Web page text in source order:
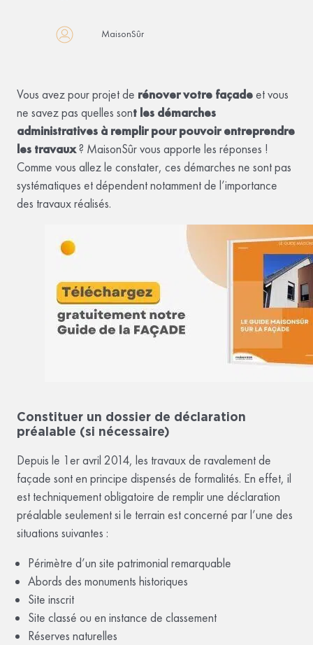
MaisonSûr
Vous avez pour projet de rénover votre façadeet vous
ne savez pas quelles sont les démarches
administratives à remplir pour pouvoir entreprendre
les travaux? MaisonSûr vous apporte les réponses !
Comme vous allez le constater, ces démarches ne sont pas
systématiques et dépendent notamment de l’importance
des travaux réalisés.
Constituer un dossier de déclaration
préalable (si nécessaire)
Depuis le 1er avril 2014, les travaux de ravalement de
façade sont en principe dispensés de formalités. En effet, il
est techniquement obligatoire de remplir une déclaration
préalable seulement si le terrain est concerné par l’une des
situations suivantes :
Périmètre d’un site patrimonial remarquable
Abords des monuments historiques
Site inscrit
Site classé ou en instance de classement
Réserves naturelles